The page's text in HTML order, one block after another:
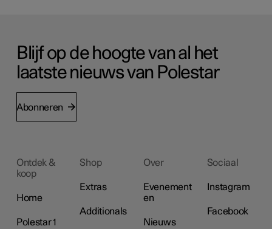
Blijf op de hoogte van al het
laatste nieuws van Polestar
Abonneren
Ontdek &
koop
Home
Polestar 1
Shop
Extras
Additionals
Over
Evenement
en
Nieuws
Sociaal
Instagram
Facebook